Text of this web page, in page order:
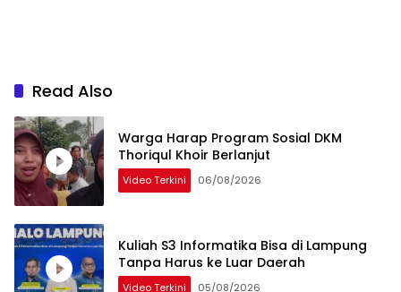
Read Also
Warga Harap Program Sosial DKM
Thoriqul Khoir Berlanjut
Video Terkini 06/08/2026
Kuliah S3 Informatika Bisa di Lampung
Tanpa Harus ke Luar Daerah
Video Terkini 05/08/2026